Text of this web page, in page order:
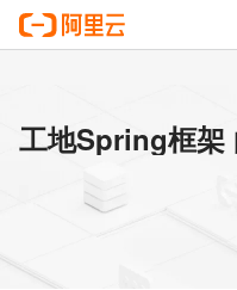
工地Spring框架